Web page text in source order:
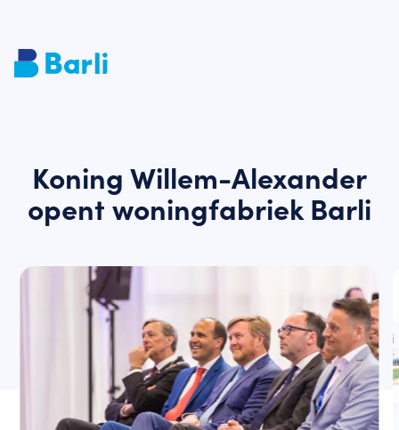
Koning Willem-Alexander
opent woningfabriek Barli